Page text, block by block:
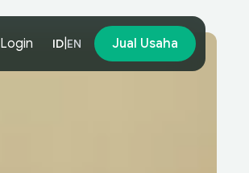
Login ID EN Jual Usaha